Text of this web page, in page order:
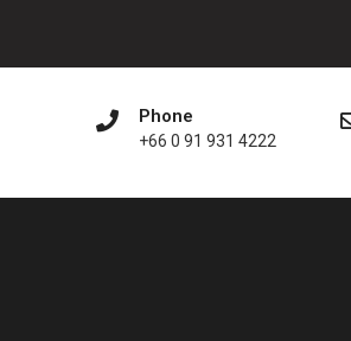
Phone
+66 0 91 931 4222